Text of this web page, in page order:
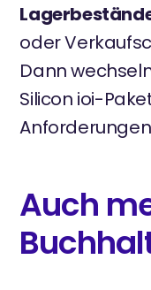
oder
Dann
Silicon ioi-
Auch